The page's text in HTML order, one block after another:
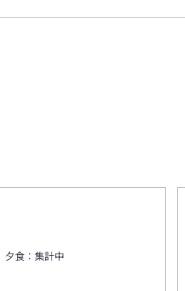
夕食： 集計中